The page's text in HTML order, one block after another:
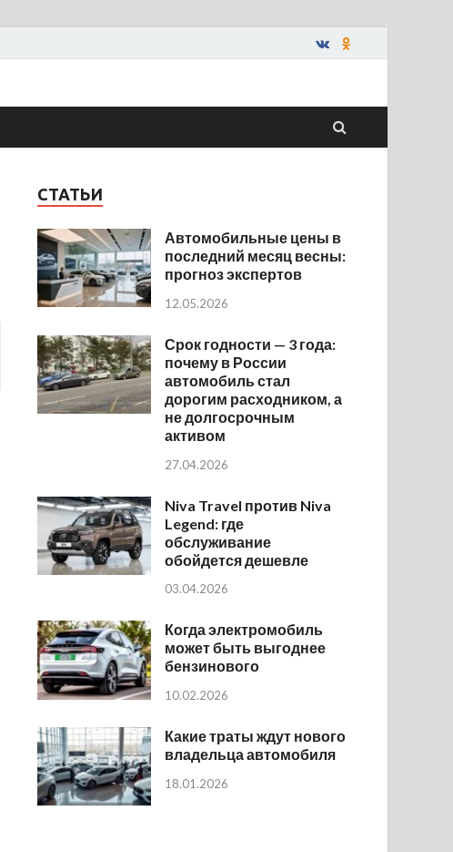
СТАТЬИ
Автомобильные цены в
последний месяц весны:
прогноз экспертов
12.05.2026
Срок годности — 3 года:
почему в России
автомобиль стал
дорогим расходником, а
не долгосрочным
активом
27.04.2026
Niva Travel против Niva
Legend: где
обслуживание
обойдется дешевле
03.04.2026
Когда электромобиль
может быть выгоднее
бензинового
10.02.2026
Какие траты ждут нового
владельца автомобиля
18.01.2026